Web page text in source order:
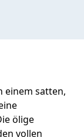
einem satten,
ölige
vollen